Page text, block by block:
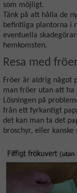
som möjligt.
Tänk på att hålla de
befintliga plantorna i
eventuella
hemkomsten.
Resa med
Fröer är aldrig något
man fröer utan att ha
Lösningen på
från ett fyrkantigt
det kan man ta det
broschyr, eller